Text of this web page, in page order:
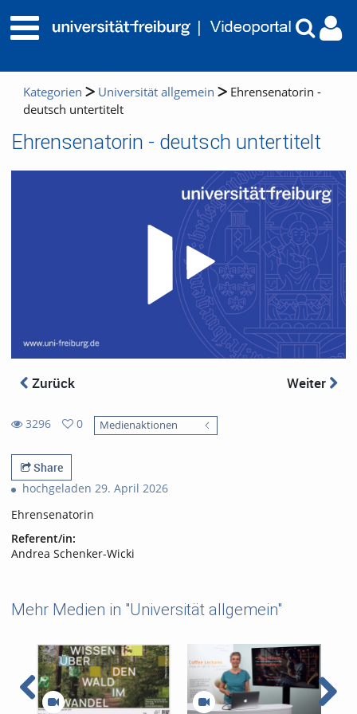
Kategorien Universität allgemein
Ehrensenatorin -
deutsch untertitelt
Ehrensenatorin - deutsch untertitelt
Zurück Weiter
3296
views
0
favorites
Medienaktionen
Share
hochgeladen 29. April 2026
Ehrensenatorin
Referent/in:
Andrea Schenker-Wicki
Mehr Medien in "Universität allgemein"